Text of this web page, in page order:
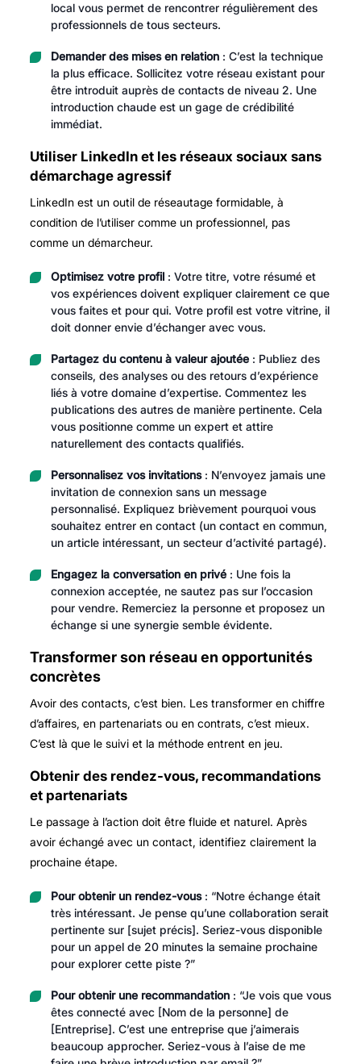
local vous permet de rencontrer régulièrement des
professionnels de tous secteurs.
Demander des mises en relation: C’est la technique
la plus efficace. Sollicitez votre réseau existant pour
être introduit auprès de contacts de niveau 2. Une
introduction chaude est un gage de crédibilité
immédiat.
Utiliser LinkedIn et les réseaux sociaux sans
démarchage agressif
LinkedIn est un outil de réseautage formidable, à
condition de l’utiliser comme un professionnel, pas
comme un démarcheur.
Optimisez votre profil: Votre titre, votre résumé et
vos expériences doivent expliquer clairement ce que
vous faites et pour qui. Votre profil est votre vitrine, il
doit donner envie d’échanger avec vous.
Partagez du contenu à valeur ajoutée: Publiez des
conseils, des analyses ou des retours d’expérience
liés à votre domaine d’expertise. Commentez les
publications des autres de manière pertinente. Cela
vous positionne comme un expert et attire
naturellement des contacts qualifiés.
Personnalisez vos invitations: N’envoyez jamais une
invitation de connexion sans un message
personnalisé. Expliquez brièvement pourquoi vous
souhaitez entrer en contact (un contact en commun,
un article intéressant, un secteur d’activité partagé).
Engagez la conversation en privé: Une fois la
connexion acceptée, ne sautez pas sur l’occasion
pour vendre. Remerciez la personne et proposez un
échange si une synergie semble évidente.
Transformer son réseau en opportunités
concrètes
Avoir des contacts, c’est bien. Les transformer en chiffre
d’affaires, en partenariats ou en contrats, c’est mieux.
C’est là que le suivi et la méthode entrent en jeu.
Obtenir des rendez-vous, recommandations
et partenariats
Le passage à l’action doit être fluide et naturel. Après
avoir échangé avec un contact, identifiez clairement la
prochaine étape.
Pour obtenir un rendez-vous: “Notre échange était
très intéressant. Je pense qu’une collaboration serait
pertinente sur [sujet précis]. Seriez-vous disponible
pour un appel de 20 minutes la semaine prochaine
pour explorer cette piste ?”
Pour obtenir une recommandation: “Je vois que vous
êtes connecté avec [Nom de la personne] de
[Entreprise]. C’est une entreprise que j’aimerais
beaucoup approcher. Seriez-vous à l’aise de me